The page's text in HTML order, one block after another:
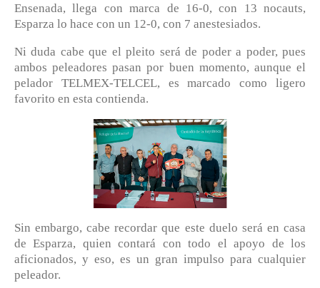
Ensenada, llega con marca de 16-0, con 13 nocauts,
Esparza lo hace con un 12-0, con 7 anestesiados.
Ni duda cabe que el pleito será de poder a poder, pues
ambos peleadores pasan por buen momento, aunque el
pelador TELMEX-TELCEL, es marcado como ligero
favorito en esta contienda.
Sin embargo, cabe recordar que este duelo será en casa
de Esparza, quien contará con todo el apoyo de los
aficionados, y eso, es un gran impulso para cualquier
peleador.